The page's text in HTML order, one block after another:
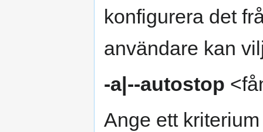
konfigurera det
användare kan
-a|--autostop
Ange ett